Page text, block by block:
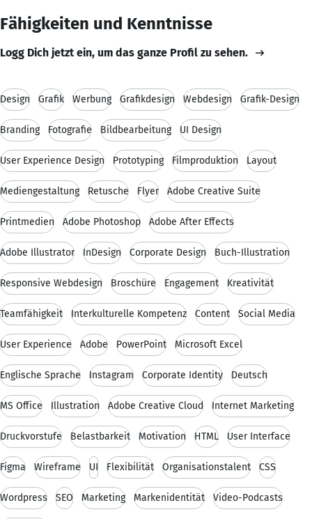
Fähigkeiten und Kenntnisse
Logg Dich jetzt ein, um das ganze Profil zu sehen.
Design Grafik Werbung Grafikdesign Webdesign Grafik-Design
Branding Fotografie Bildbearbeitung UI Design
User Experience Design Prototyping Filmproduktion Layout
Mediengestaltung Retusche Flyer Adobe Creative Suite
Printmedien Adobe Photoshop Adobe After Effects
Adobe Illustrator InDesign Corporate Design Buch-Illustration
Responsive Webdesign Broschüre Engagement Kreativität
Teamfähigkeit Interkulturelle Kompetenz Content Social Media
User Experience Adobe PowerPoint Microsoft Excel
Englische Sprache Instagram Corporate Identity Deutsch
MS Office Illustration Adobe Creative Cloud Internet Marketing
Druckvorstufe Belastbarkeit Motivation HTML User Interface
Figma Wireframe UI Flexibilität Organisationstalent CSS
Wordpress SEO Marketing Markenidentität Video-Podcasts